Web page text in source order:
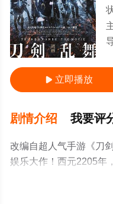
 立即播放
剧情介绍 我要评
改编自超人气手游《刀
娱乐大作！西元2205年
派出时间溯行军对过去